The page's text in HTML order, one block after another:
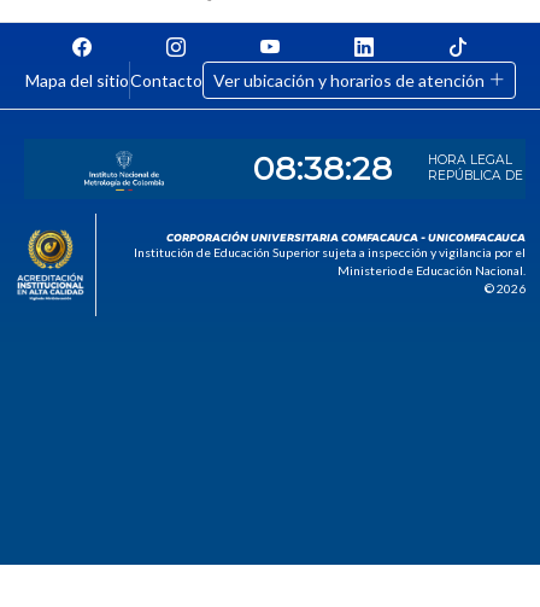
Mapa del sitioContacto Ver ubicación y horarios de atención
CORPORACIÓN UNIVERSITARIA COMFACAUCA - UNICOMFACAUCA
Institución de Educación Superior sujeta a inspección y vigilancia por el
Ministerio de Educación Nacional.
© 2026